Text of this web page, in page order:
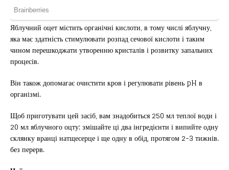
Яблучний оцет містить органічні кислоти, в тому числі яблучну,
яка має здатність стимулювати розпад сечової кислоти і таким
чином перешкоджати утворенню кристалів і розвитку запальних
процесів.
Він також допомагає очистити кров і регулювати рівень pH в
організмі.
Щоб приготувати цей засіб, вам знадобиться 250 мл теплої води і
20 мл яблучного оцту: змішайте ці два інгредієнти і випийте одну
склянку вранці натщесерце і ще одну в обід, протягом 2-3 тижнів.
без перерв.